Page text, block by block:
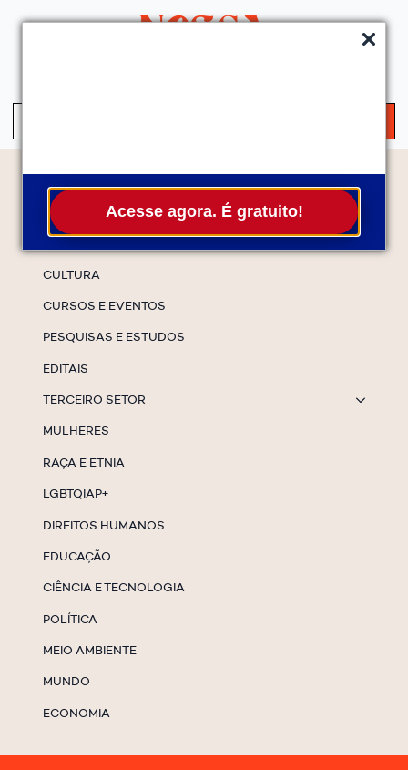
Acesse agora. É gratuito!
Temas
CULTURA
CURSOS E EVENTOS
PESQUISAS E ESTUDOS
EDITAIS
TERCEIRO SETOR
MULHERES
RAÇA E ETNIA
LGBTQIAP+
DIREITOS HUMANOS
EDUCAÇÃO
CIÊNCIA E TECNOLOGIA
POLÍTICA
MEIO AMBIENTE
MUNDO
ECONOMIA